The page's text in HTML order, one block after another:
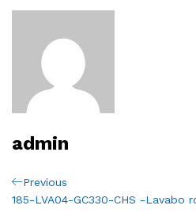
admin
Navigation
Previous
Post
Previous
185-LVA04-GC330-CHS -Lavabo